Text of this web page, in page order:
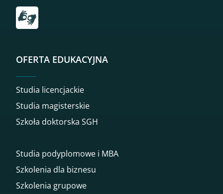
Przekierowanie do tłumacza on-line języka migowego
OFERTA EDUKACYJNA
Studia licencjackie
Studia magisterskie
Szkoła doktorska SGH
Studia podyplomowe i MBA
Szkolenia dla biznesu
Szkolenia grupowe